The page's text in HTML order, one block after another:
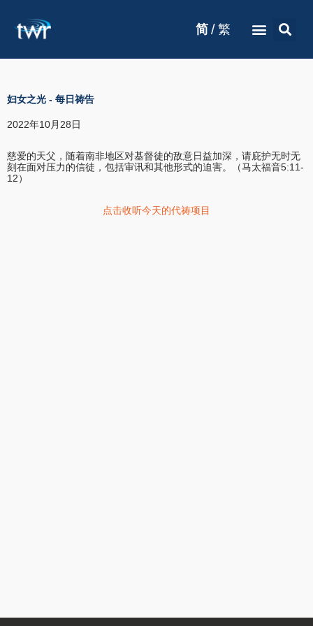
简 / 繁
妇女之光 - 每日祷告
2022年10月28日
慈爱的天父，随着南非地区对基督徒的敌意日益加深，请庇护无时无
刻在面对压力的信徒，包括审讯和其他形式的迫害。（马太福音5:11-
12）
点击收听今天的代祷项目